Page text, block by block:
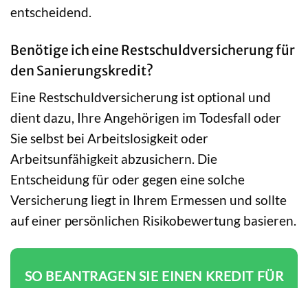
entscheidend.
Benötige ich eine Restschuldversicherung für
den Sanierungskredit?
Eine Restschuldversicherung ist optional und
dient dazu, Ihre Angehörigen im Todesfall oder
Sie selbst bei Arbeitslosigkeit oder
Arbeitsunfähigkeit abzusichern. Die
Entscheidung für oder gegen eine solche
Versicherung liegt in Ihrem Ermessen und sollte
auf einer persönlichen Risikobewertung basieren.
SO BEANTRAGEN SIE EINEN KREDIT FÜR